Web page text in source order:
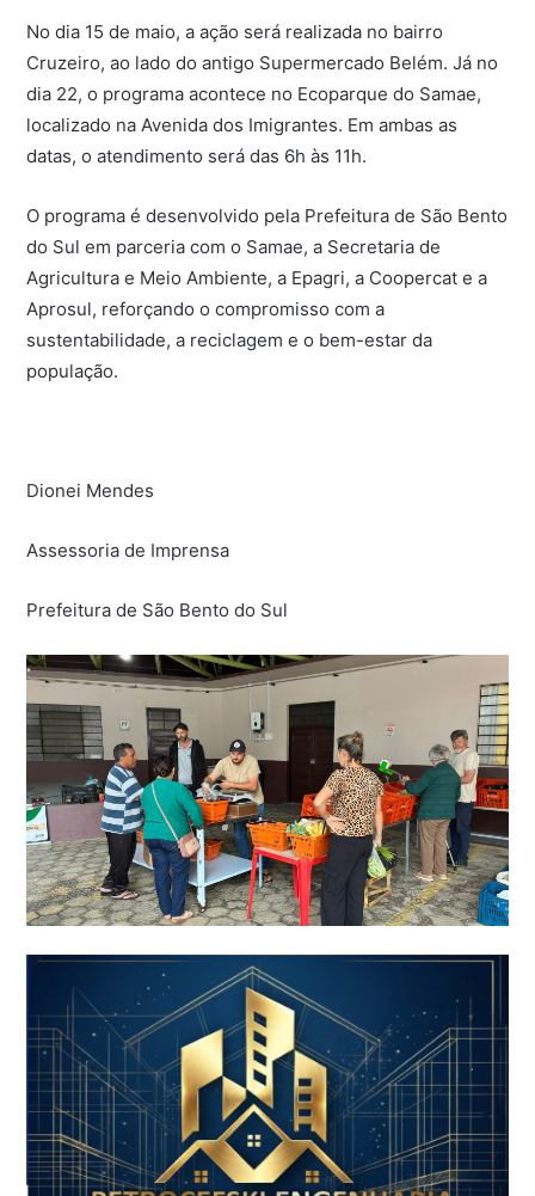
No dia 15 de maio, a ação será realizada no bairro
Cruzeiro, ao lado do antigo Supermercado Belém. Já no
dia 22, o programa acontece no Ecoparque do Samae,
localizado na Avenida dos Imigrantes. Em ambas as
datas, o atendimento será das 6h às 11h.
O programa é desenvolvido pela Prefeitura de São Bento
do Sul em parceria com o Samae, a Secretaria de
Agricultura e Meio Ambiente, a Epagri, a Coopercat e a
Aprosul, reforçando o compromisso com a
sustentabilidade, a reciclagem e o bem-estar da
população.
Dionei Mendes
Assessoria de Imprensa
Prefeitura de São Bento do Sul